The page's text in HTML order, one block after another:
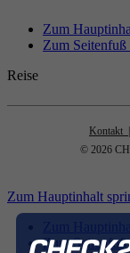
Zum
Zum Seitenfuß
Reise
Kontakt
© 2026
Zum Hauptinhalt
Zum
Zum Seitenfuß